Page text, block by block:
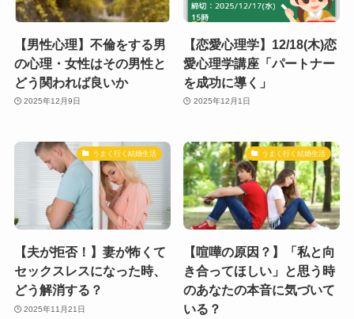
【男性心理】不倫をする男
の心理・女性はその男性と
どう関われば良いか
2025年12月9日
【恋愛心理学】12/18(木)恋
愛心理学講座「パートナー
を成功に導く」
2025年12月1日
うまく行く結婚生活
【夫が拒否！】妻が怖くて
セックスレスになった時、
どう解消する？
2025年11月21日
うまく行く結婚生活
【喧嘩の原因？】「私と向
き合ってほしい」と思う時
のあなたの本音に気づいて
いる？